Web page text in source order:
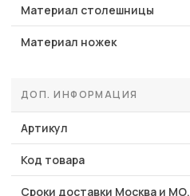
Материал столешницы
Материал ножек
ДОП. ИНФОРМАЦИЯ
Артикул
Код товара
Сроки доставки Москва и МО,